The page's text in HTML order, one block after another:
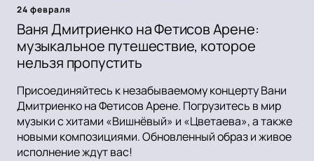
24 февраля
Ваня Дмитриенко на Фетисов Арене:
музыкальное путешествие, которое
нельзя пропустить
Присоединяйтесь к незабываемому концерту Вани
Дмитриенко на Фетисов Арене. Погрузитесь в мир
музыки с хитами «Вишнёвый» и «Цветаева», а также
новыми композициями. Обновленный образ и живое
исполнение ждут вас!